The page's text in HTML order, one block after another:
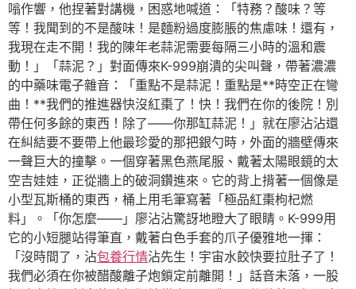
嗡作響，他捏著對講機，困惑地喊道：「特務？酸味？等
等！我聞到的不是酸味！是麵粉過度膨脹的焦慮味！還有，
我現在走不開！我的陳年老蒜泥需要每隔三小時的溫和震
動！」「蒜泥？」對面傳來K-999崩潰的尖叫聲，帶著濃濃
的中藥味電子雜音：「重點不是蒜泥！重點是**時空正在彎
曲！**我們的推進器快沒紅棗了！快！我們在你的後院！別
帶任何多餘的東西！除了——你那缸蒜泥！」就在廖沾沾還
在糾結要不要帶上他最珍愛的那把銀勺時，外面的牆壁傳來
一聲巨大的撞擊。一個穿著黑色燕尾服、戴著太陽眼鏡的太
空吉娃娃，正從牆上的破洞鑽進來。它的背上揹著一個像是
小型瓦斯桶的東西，桶上用毛筆寫著「極品紅棗枸杞燃
料」。「你怎麼——」廖沾沾驚訝地瞪大了眼睛。K-999用
它的小短腿站得筆直，戴著白色手套的爪子優雅地一揮：
「沒時間了，沾包養行情沾先生！宇宙水餃快要拉肚子了！
我們必須在你被醋酸離子炮鎖定前離開！」話音未落，一股